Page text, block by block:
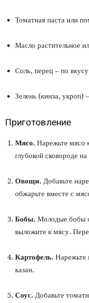
Томатная паста или
Масло растительное
Соль, перец – по вкусу
Зелень (кинза, укроп)
Приготовление
Мясо. Нарежьте мясо
глубокой сковороде
Овощи. Добавьте
обжарьте вместе с
Бобы. Молодые бобы
выложите к мясу.
Картофель. Нарежьте
казан.
Соус. Добавьте